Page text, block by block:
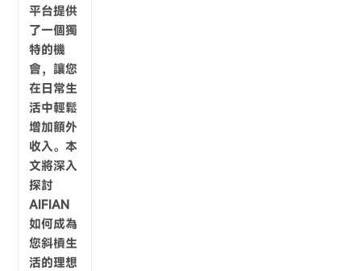
平台提供
了一個獨
特的機
會，讓您
在日常生
活中輕鬆
增加額外
收入。本
文將深入
探討
AIFIAN
如何成為
您斜槓生
活的理想